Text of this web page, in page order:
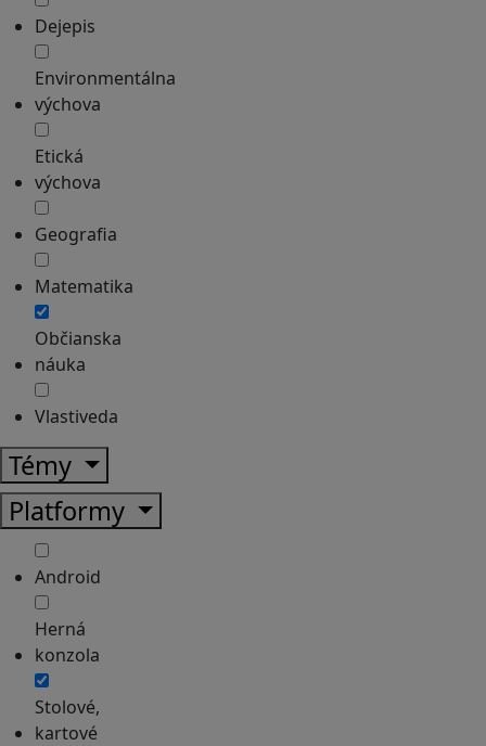
Dejepis
Environmentálna
výchova
Etická
výchova
Geografia
Matematika
Občianska
náuka
Vlastiveda
Témy
Platformy
Android
Herná
konzola
Stolové,
kartové